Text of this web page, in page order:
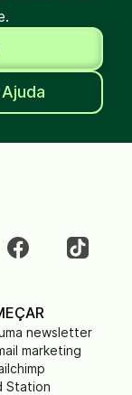
newsletter
marketing
Station